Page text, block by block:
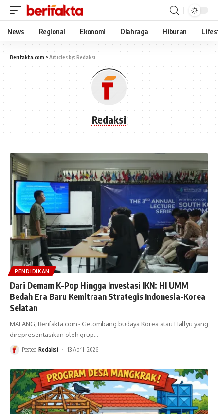
News Regional Ekonomi Olahraga Hiburan
Berifakta.com >Articles by: Redaksi
Redaksi
PENDIDIKAN
Dari Demam K-Pop Hingga Investasi IKN: HI UMM
Bedah Era Baru Kemitraan Strategis Indonesia-Korea
Selatan
MALANG, Berifakta.com - Gelombang budaya Korea atau Hallyu yang
direpresentasikan oleh grup…
Posted Redaksi 13 April, 2026